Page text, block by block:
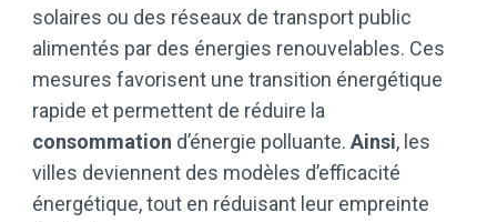
solaires ou des réseaux de transport public
alimentés par des énergies renouvelables. Ces
mesures favorisent une transition énergétique
rapide et permettent de réduire la
consommation d’énergie polluante. Ainsi, les
villes deviennent des modèles d’efficacité
énergétique, tout en réduisant leur empreinte